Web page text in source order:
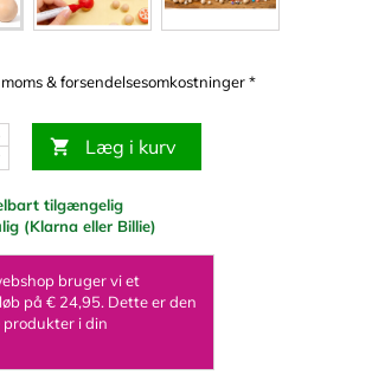
& forsendelsesomkostninger *
 Læg i kurv
tilgængelig
(Klarna eller Billie)
bruger vi et
på € 24,95. Dette er den
i din